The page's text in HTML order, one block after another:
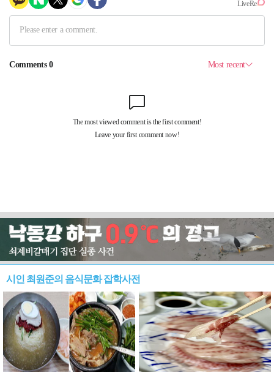
시인 최원준의 음식문화 잡학사전